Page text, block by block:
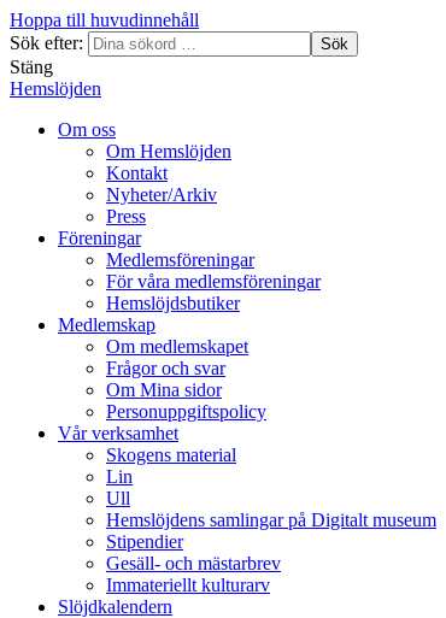
Hoppa till huvudinnehåll
Sök efter:
Sök
Stäng
Hemslöjden
Om oss
Om Hemslöjden
Kontakt
Nyheter/Arkiv
Press
Föreningar
Medlemsföreningar
För våra medlemsföreningar
Hemslöjdsbutiker
Medlemskap
Om medlemskapet
Frågor och svar
Om Mina sidor
Personuppgiftspolicy
Vår verksamhet
Skogens material
Lin
Ull
Hemslöjdens samlingar på Digitalt museum
Stipendier
Gesäll- och mästarbrev
Immateriellt kulturarv
Slöjdkalendern